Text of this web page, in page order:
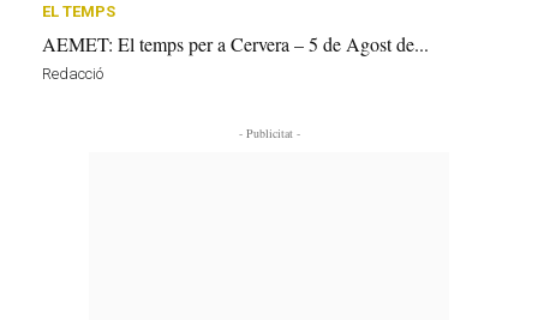
EL TEMPS
AEMET: El temps per a Cervera – 5 de Agost de...
Redacció
- Publicitat -